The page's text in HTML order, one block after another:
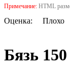
Примечание: HTML
Оценка: Плохо
Бязь